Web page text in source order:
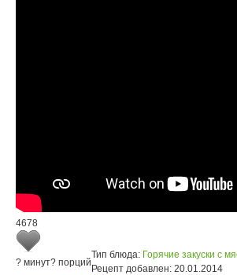
4678
? минут? порций
Тип блюда: Горячие закуски с
Рецепт добавлен: 20.01.2014